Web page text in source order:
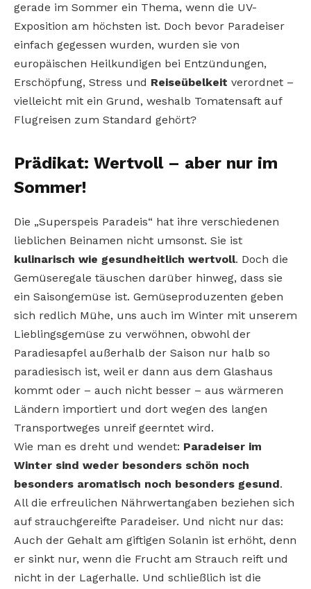
gerade im Sommer ein Thema, wenn die UV-
Exposition am höchsten ist. Doch bevor Paradeiser
einfach gegessen wurden, wurden sie von
europäischen Heilkundigen bei Entzündungen,
Erschöpfung, Stress und Reiseübelkeit verordnet –
vielleicht mit ein Grund, weshalb Tomatensaft auf
Flugreisen zum Standard gehört?
Prädikat: Wertvoll – aber nur im
Sommer!
Die „Superspeis Paradeis“ hat ihre verschiedenen
lieblichen Beinamen nicht umsonst. Sie ist
kulinarisch wie gesundheitlich wertvoll. Doch die
Gemüseregale täuschen darüber hinweg, dass sie
ein Saisongemüse ist. Gemüseproduzenten geben
sich redlich Mühe, uns auch im Winter mit unserem
Lieblingsgemüse zu verwöhnen, obwohl der
Paradiesapfel außerhalb der Saison nur halb so
paradiesisch ist, weil er dann aus dem Glashaus
kommt oder – auch nicht besser – aus wärmeren
Ländern importiert und dort wegen des langen
Transportweges unreif geerntet wird.
Wie man es dreht und wendet: Paradeiser im
Winter sind weder besonders schön noch
besonders aromatisch noch besonders gesund.
All die erfreulichen Nährwertangaben beziehen sich
auf strauchgereifte Paradeiser. Und nicht nur das:
Auch der Gehalt am giftigen Solanin ist erhöht, denn
er sinkt nur, wenn die Frucht am Strauch reift und
nicht in der Lagerhalle. Und schließlich ist die